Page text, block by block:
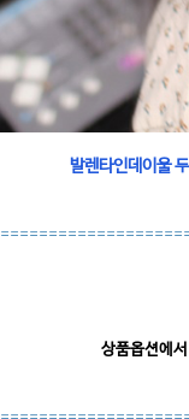
발렌타인데이울
====
상품옵션에서